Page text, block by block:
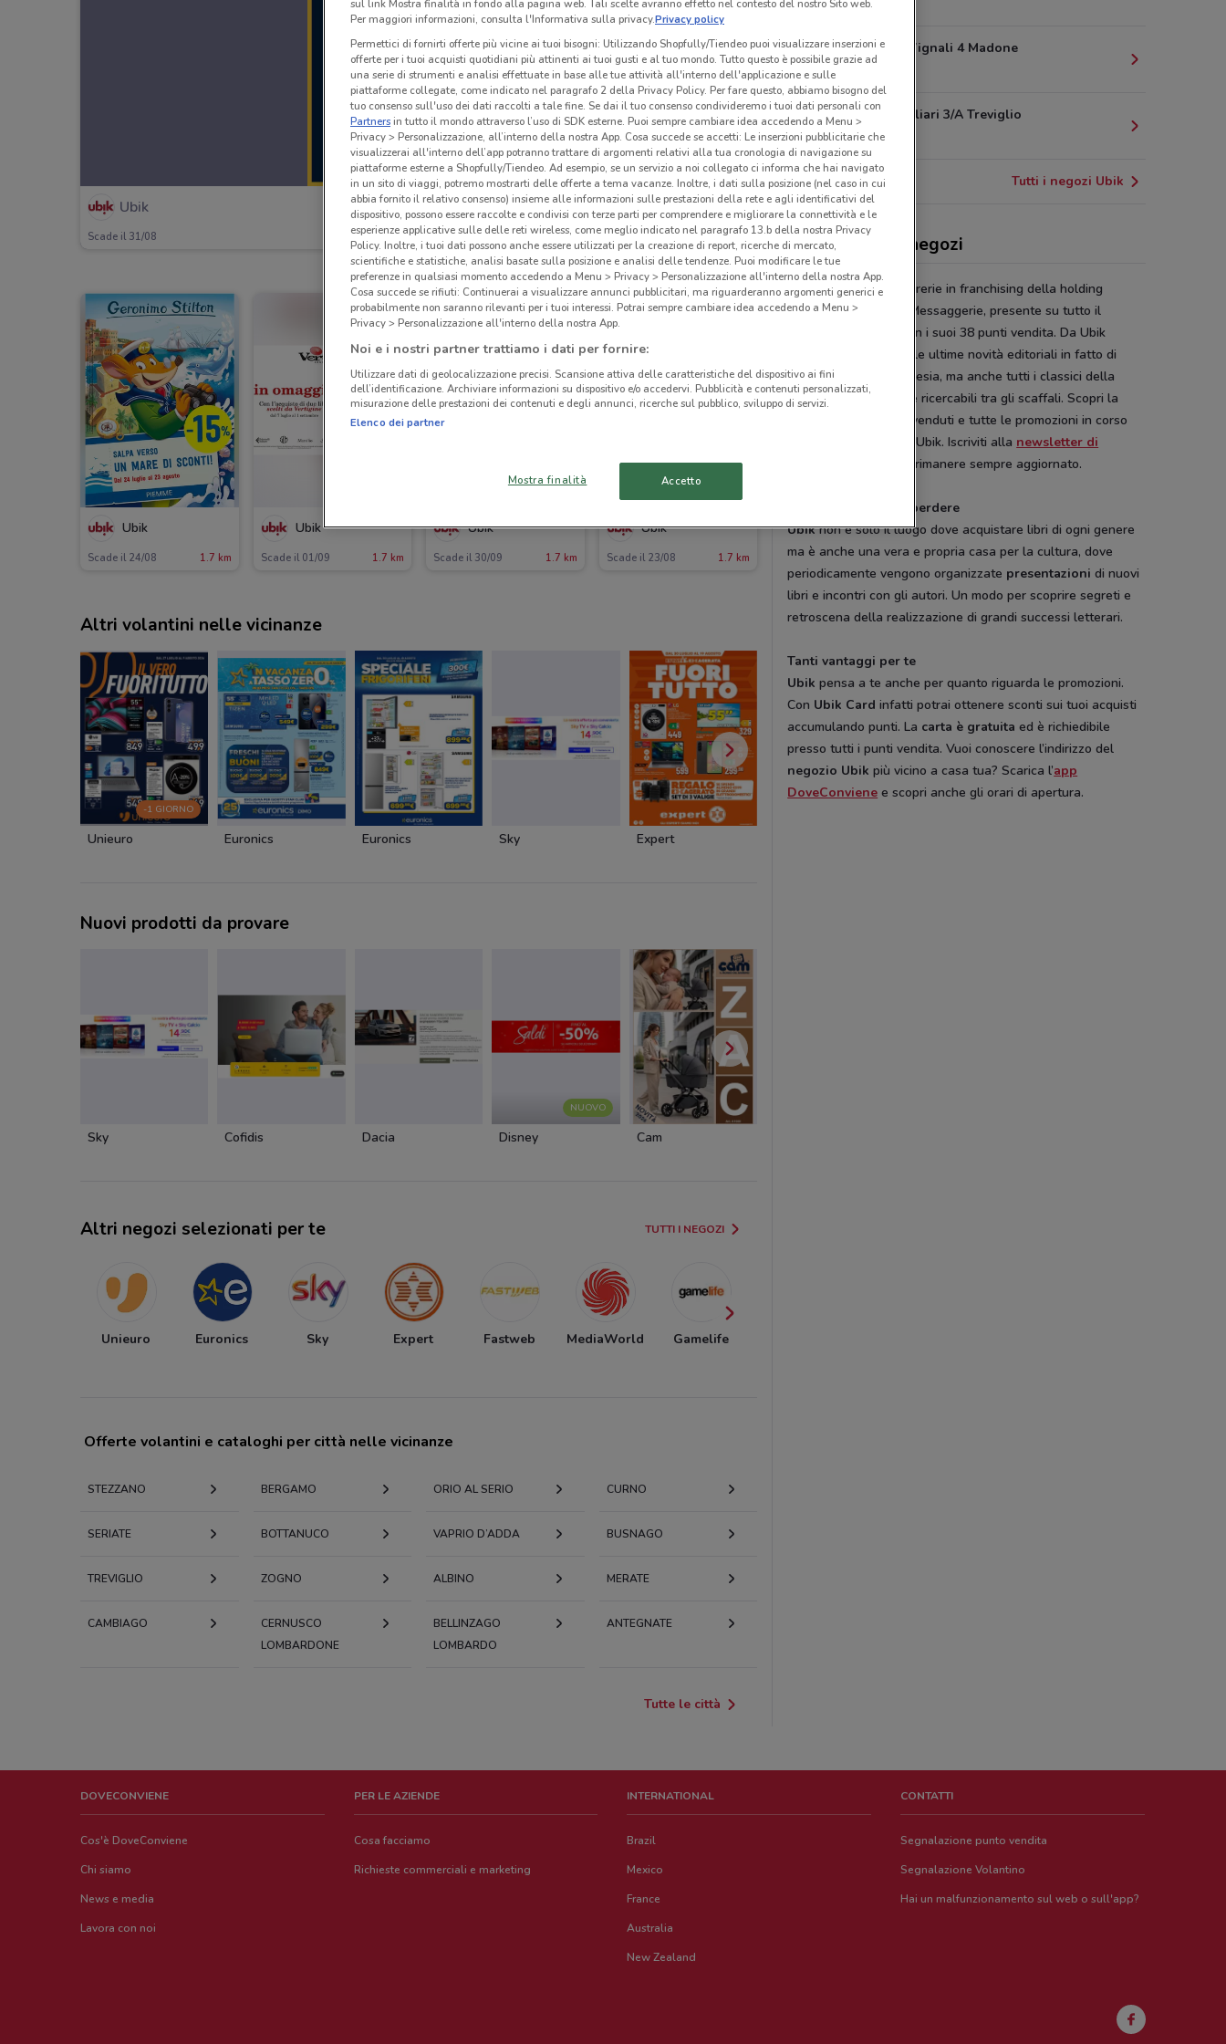
Ubik
Scade il 31/08 1.7 km
Ubik
Scade il 24/08 1.7 km
Ubik
Scade il 01/09 1.7 km
Ubik
Scade il 30/09 1.7 km
Ubik
Scade il 23/08 1.7 km
Altri volantini nelle vicinanze
-1 GIORNO
Unieuro Euronics Euronics Sky Expert
Nuovi prodotti da provare
Sky Cofidis Dacia
NUOVO
Disney Cam
Altri negozi selezionati per te TUTTI I NEGOZI
Unieuro Euronics Sky Expert Fastweb MediaWorld Gamelife
Offerte volantini e cataloghi per città nelle vicinanze
STEZZANO BERGAMO ORIO AL SERIO CURNO
SERIATE BOTTANUCO VAPRIO D’ADDA BUSNAGO
TREVIGLIO ZOGNO ALBINO MERATE
CAMBIAGO
CERNUSCO
LOMBARDONE
BELLINZAGO
LOMBARDO
ANTEGNATE
Tutte le città
Piazza dei Vignali 4 Madone
Via F.lli Galliari 3/A Treviglio
14.7 km
Tutti i negozi Ubik
Ubik, offerte e negozi
Ubikè la catena di librerie in franchising della holding
Emmelibri– Gruppo Messaggerie, presente su tutto il
territorio nazionale con i suoi 38 punti vendita. Da Ubik
troverai sempre tutte le ultime novità editoriali in fatto di
narrativa, attualità, poesia, ma anche tutti i classici della
letteratura, facilmente ricercabili tra gli scaffali. Scopri la
classifica dei libri più venduti e tutte le promozioni in corso
presso i punti vendita Ubik. Iscriviti alla newsletter di
per rimanere sempre aggiornato.
Tanti eventi da non perdere
Ubiknon è solo il luogo dove acquistare libri di ogni genere
ma è anche una vera e propria casa per la cultura, dove
periodicamente vengono organizzate presentazioni di nuovi
libri e incontri con gli autori. Un modo per scoprire segreti e
retroscena della realizzazione di grandi successi letterari.
Tanti vantaggi per te
Ubik pensa a te anche per quanto riguarda le promozioni.
Con Ubik Card infatti potrai ottenere sconti sui tuoi acquisti
accumulando punti. La carta è gratuita ed è richiedibile
presso tutti i punti vendita. Vuoi conoscere l’indirizzo del
negozio Ubikpiù vicino a casa tua? Scarica l’app
DoveConviene e scopri anche gli orari di apertura.
DOVECONVIENE
Cos'è DoveConviene
Chi siamo
News e media
Lavora con noi
PER LE AZIENDE
Cosa facciamo
Richieste commerciali e marketing
INTERNATIONAL
Brazil
Mexico
France
Australia
New Zealand
CONTATTI
Segnalazione punto vendita
Segnalazione Volantino
Hai un malfunzionamento sul web o sull'app?
sul link Mostra finalità in fondo alla pagina web. Tali scelte avranno effetto nel contesto del nostro Sito web.
Per maggiori informazioni, consulta l'Informativa sulla privacy.Privacy policy
Permettici di fornirti offerte più vicine ai tuoi bisogni: Utilizzando Shopfully/Tiendeo puoi visualizzare inserzioni e
offerte per i tuoi acquisti quotidiani più attinenti ai tuoi gusti e al tuo mondo. Tutto questo è possibile grazie ad
una serie di strumenti e analisi effettuate in base alle tue attività all'interno dell'applicazione e sulle
piattaforme collegate, come indicato nel paragrafo 2 della Privacy Policy. Per fare questo, abbiamo bisogno del
tuo consenso sull'uso dei dati raccolti a tale fine. Se dai il tuo consenso condivideremo i tuoi dati personali con
Partnersin tutto il mondo attraverso l’uso di SDK esterne. Puoi sempre cambiare idea accedendo a Menu >
Privacy > Personalizzazione, all’interno della nostra App. Cosa succede se accetti: Le inserzioni pubblicitarie che
visualizzerai all'interno dell’app potranno trattare di argomenti relativi alla tua cronologia di navigazione su
piattaforme esterne a Shopfully/Tiendeo. Ad esempio, se un servizio a noi collegato ci informa che hai navigato
in un sito di viaggi, potremo mostrarti delle offerte a tema vacanze. Inoltre, i dati sulla posizione (nel caso in cui
abbia fornito il relativo consenso) insieme alle informazioni sulle prestazioni della rete e agli identificativi del
dispositivo, possono essere raccolte e condivisi con terze parti per comprendere e migliorare la connettività e le
esperienze applicative sulle delle reti wireless, come meglio indicato nel paragrafo 13.b della nostra Privacy
Policy. Inoltre, i tuoi dati possono anche essere utilizzati per la creazione di report, ricerche di mercato,
scientifiche e statistiche, analisi basate sulla posizione e analisi delle tendenze. Puoi modificare le tue
preferenze in qualsiasi momento accedendo a Menu > Privacy > Personalizzazione all'interno della nostra App.
Cosa succede se rifiuti: Continuerai a visualizzare annunci pubblicitari, ma riguarderanno argomenti generici e
probabilmente non saranno rilevanti per i tuoi interessi. Potrai sempre cambiare idea accedendo a Menu >
Privacy > Personalizzazione all'interno della nostra App.
Noi e i nostri partner trattiamo i dati per fornire:
Utilizzare dati di geolocalizzazione precisi. Scansione attiva delle caratteristiche del dispositivo ai fini
dell’identificazione. Archiviare informazioni su dispositivo e/o accedervi. Pubblicità e contenuti personalizzati,
misurazione delle prestazioni dei contenuti e degli annunci, ricerche sul pubblico, sviluppo di servizi.
Elenco dei partner
Mostra finalità Accetto